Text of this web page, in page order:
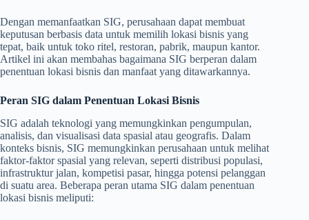
Dengan memanfaatkan SIG, perusahaan dapat membuat
keputusan berbasis data untuk memilih lokasi bisnis yang
tepat, baik untuk toko ritel, restoran, pabrik, maupun kantor.
Artikel ini akan membahas bagaimana SIG berperan dalam
penentuan lokasi bisnis dan manfaat yang ditawarkannya.
Peran SIG dalam Penentuan Lokasi Bisnis
SIG adalah teknologi yang memungkinkan pengumpulan,
analisis, dan visualisasi data spasial atau geografis. Dalam
konteks bisnis, SIG memungkinkan perusahaan untuk melihat
faktor-faktor spasial yang relevan, seperti distribusi populasi,
infrastruktur jalan, kompetisi pasar, hingga potensi pelanggan
di suatu area. Beberapa peran utama SIG dalam penentuan
lokasi bisnis meliputi: